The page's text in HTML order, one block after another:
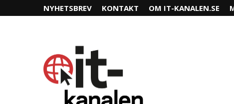
NYHETSBREV KONTAKT OM IT-KANALEN.SE